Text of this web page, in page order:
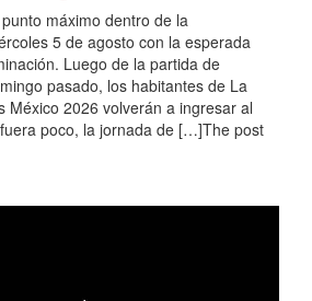
máximo dentro de la
5 de agosto con la esperada
Luego de la partida de
pasado, los habitantes de La
México 2026 volverán a ingresar al
poco, la jornada de […]The post